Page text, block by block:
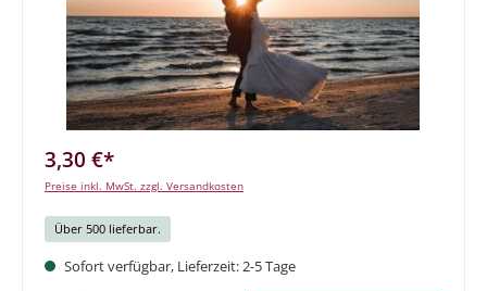
3,30 €*
Preise inkl. MwSt. zzgl. Versandkosten
Über 500 lieferbar.
Sofort verfügbar, Lieferzeit: 2-5 Tage